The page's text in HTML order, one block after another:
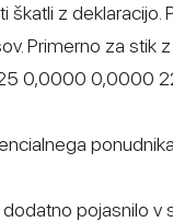
škatli z deklaracijo.
Primerno za stik
0,0000 0,0000
pojasnilo v